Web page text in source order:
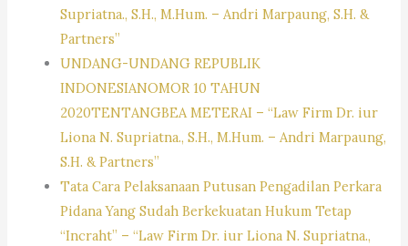
Supriatna., S.H., M.Hum. – Andri Marpaung, S.H. &
Partners”
UNDANG-UNDANG REPUBLIK
INDONESIANOMOR 10 TAHUN
2020TENTANGBEA METERAI – “Law Firm Dr. iur
Liona N. Supriatna., S.H., M.Hum. – Andri Marpaung,
S.H. & Partners”
Tata Cara Pelaksanaan Putusan Pengadilan Perkara
Pidana Yang Sudah Berkekuatan Hukum Tetap
“Incraht” – “Law Firm Dr. iur Liona N. Supriatna.,